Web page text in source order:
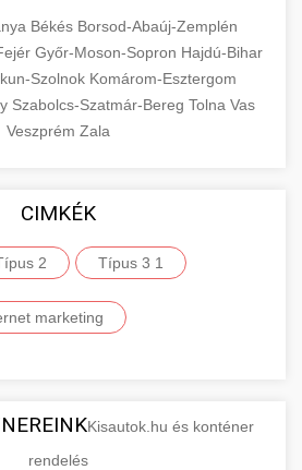
Békés Borsod-Abaúj-Zemplén
Győr-Moson-Sopron Hajdú-Bihar
Szolnok Komárom-Esztergom
Szabolcs-Szatmár-Bereg Tolna Vas
Veszprém Zala
CIMKÉK
2 Típus 3 1
marketing
Kisautok.hu és konténer
rendelés